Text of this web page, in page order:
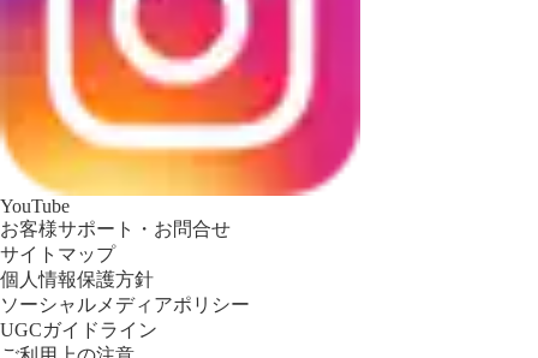
YouTube
お客様サポート・お問合せ
サイトマップ
個人情報保護方針
ソーシャルメディアポリシー
UGCガイドライン